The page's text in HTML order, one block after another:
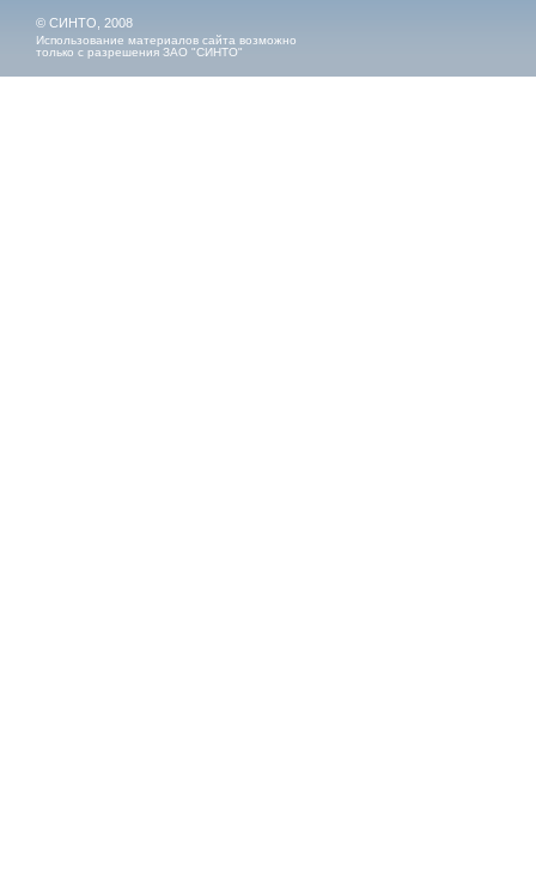
© СИНТО, 2008
Использование материалов сайта возможно
только с разрешения ЗАО "СИНТО"